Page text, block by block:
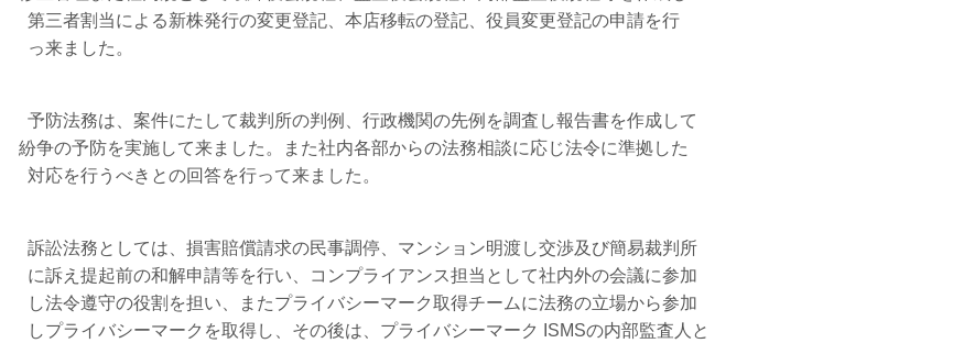
第三者割当による新株発行の変更登記、本店移転の登記、役員変更登記の申請を行
っ来ました。
予防法務は、案件にたして裁判所の判例、行政機関の先例を調査し報告書を作成して
紛争の予防を実施して来ました。また社内各部からの法務相談に応じ法令に準拠した
対応を行うべきとの回答を行って来ました。
訴訟法務としては、損害賠償請求の民事調停、マンション明渡し交渉及び簡易裁判所
に訴え提起前の和解申請等を行い、コンプライアンス担当として社内外の会議に参加
し法令遵守の役割を担い、またプライバシーマーク取得チームに法務の立場から参加
しプライバシーマークを取得し、その後は、プライバシーマーク ISMSの内部監査人と